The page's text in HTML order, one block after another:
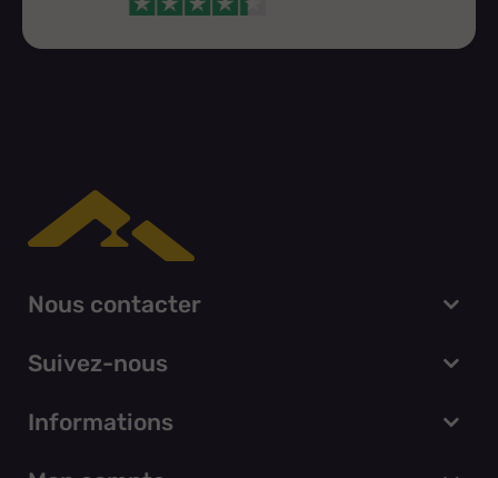
Nous contacter
Suivez-nous
Informations